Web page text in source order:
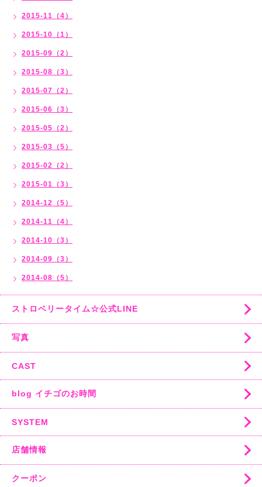
2015-11（4）
2015-10（1）
2015-09（2）
2015-08（3）
2015-07（2）
2015-06（3）
2015-05（2）
2015-03（5）
2015-02（2）
2015-01（3）
2014-12（5）
2014-11（4）
2014-10（3）
2014-09（3）
2014-08（5）
ストロベリータイム☆公式LINE
写真
CAST
blog イチゴのお時間
SYSTEM
店舗情報
クーポン